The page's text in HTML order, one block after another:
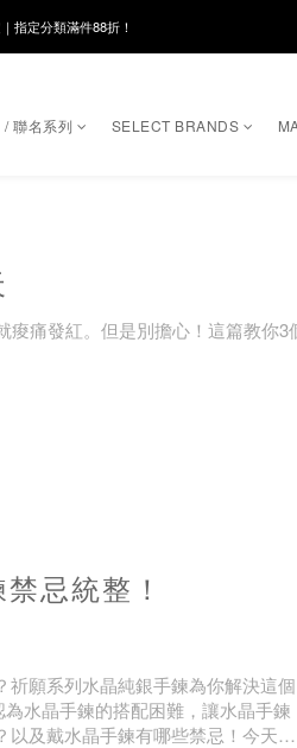
指定分類滿件88折！
｜祈願新品 第2件享9折
/ 聯名系列 SELECT BRANDS
痠痛發紅。但是別擔心！這篇教你3
耳垂之間的接觸壓力，讓舒適度大
忌統整！
願系列水晶純銀手鍊為你解決這個
水晶手鍊的搭配困難，讓水晶手鍊
及戴水晶手鍊有哪些禁忌！今天一